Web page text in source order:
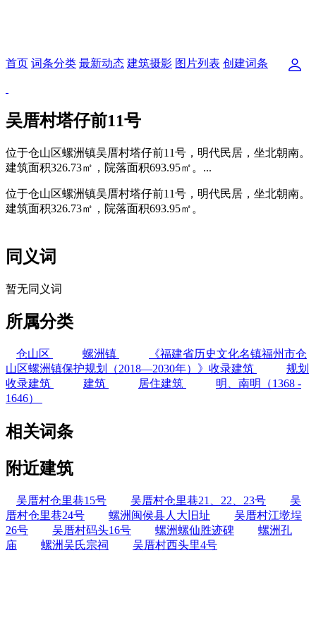
首页 词条分类 最新动态 建筑摄影 图片列表 创建词条
吴厝村塔仔前11号
位于仓山区螺洲镇吴厝村塔仔前11号，明代民居，坐北朝南。
建筑面积326.73㎡，院落面积693.95㎡。...
位于仓山区螺洲镇吴厝村塔仔前11号，明代民居，坐北朝南。
建筑面积326.73㎡，院落面积693.95㎡。
同义词
暂无同义词
所属分类
仓山区 螺洲镇
《福建省历史文化名镇福州市仓
山区螺洲镇保护规划（2018—2030年）》收录建筑
规划
收录建筑
建筑 居住建筑
明、南明（1368 -
1646）
相关词条
附近建筑
吴厝村仓里巷15号 吴厝村仓里巷21、22、23号
吴
厝村仓里巷24号
螺洲闽侯县人大旧址
吴厝村江墘埕
26号
吴厝村码头16号 螺洲螺仙胜迹碑
螺洲孔
庙
螺洲吴氏宗祠 吴厝村西头里4号